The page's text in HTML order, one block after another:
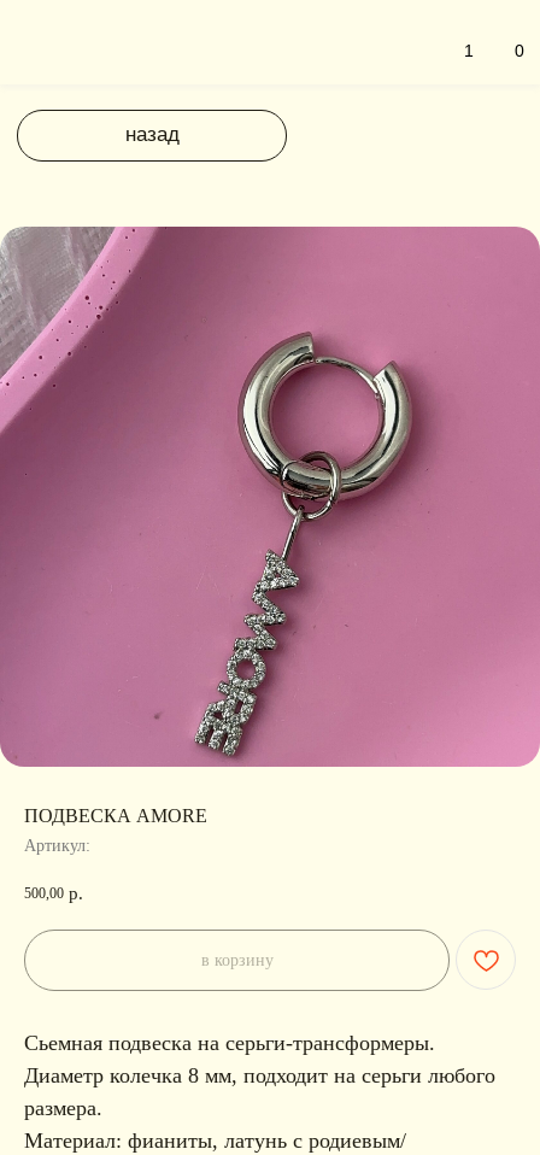
ПОДВЕСКА AMORE
Артикул:
500,00 р.
в корзину
Сьемная подвеска на серьги-трансформеры.
Диаметр колечка 8 мм, подходит на серьги любого
размера.
Материал: фианиты, латунь с родиевым/